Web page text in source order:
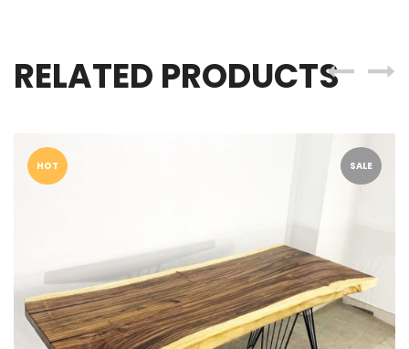
RELATED PRODUCTS
SALE
HOT